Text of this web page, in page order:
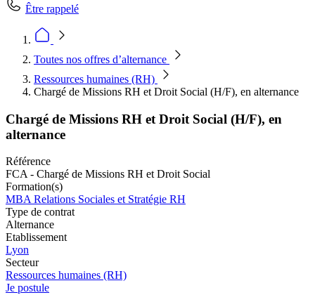
Être rappelé
Toutes nos offres d’alternance
Ressources humaines (RH)
Chargé de Missions RH et Droit Social (H/F), en alternance
Chargé de Missions RH et Droit Social (H/F), en
alternance
Référence
FCA - Chargé de Missions RH et Droit Social
Formation(s)
MBA Relations Sociales et Stratégie RH
Type de contrat
Alternance
Etablissement
Lyon
Secteur
Ressources humaines (RH)
Je postule